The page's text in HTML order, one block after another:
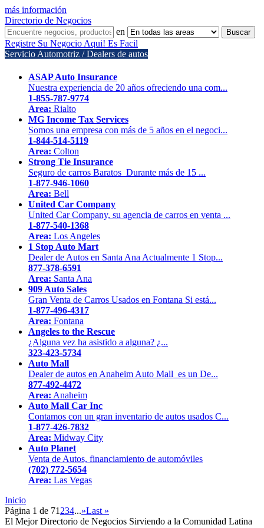
más información
Directorio de Negocios
en
Registre Su Negocio Aqui! Es Facil
Servicio Automotriz / Dealers de autos
ASAP Auto Insurance
Nuestra experiencia de 20 años ofreciendo una com...
1-855-787-9774
Area: Rialto
MG Income Tax Services
Somos una empresa con más de 5 años en el negoci...
1-844-514-5119
Area: Colton
Strong Tie Insurance
Seguro de carros Baratos Durante más de 15 ...
1-877-946-1060
Area: Bell
United Car Company
United Car Company, su agencia de carros en venta ...
1-877-540-1368
Area: Los Angeles
1 Stop Auto Mart
Dealer de Autos en Santa Ana Actualmente 1 Stop...
877-378-6591
Area: Santa Ana
909 Auto Sales
Gran Venta de Carros Usados en Fontana Si está...
1-877-496-4317
Area: Fontana
Angeles to the Rescue
¿Alguna vez ha asistido a alguna? ¿...
323-423-5734
Auto Mall
Dealer de autos en Anaheim Auto Mall es un De...
877-492-4472
Area: Anaheim
Auto Mall Car Inc
Contamos con un gran inventario de autos usados C...
1-877-426-7832
Area: Midway City
Auto Planet
Venta de Autos, financiamiento de automóviles
(702) 772-5654
Area: Las Vegas
Inicio
Página 1 de 71234...»Last »
El Mejor Directorio de Negocios Sirviendo a la Comunidad Latina